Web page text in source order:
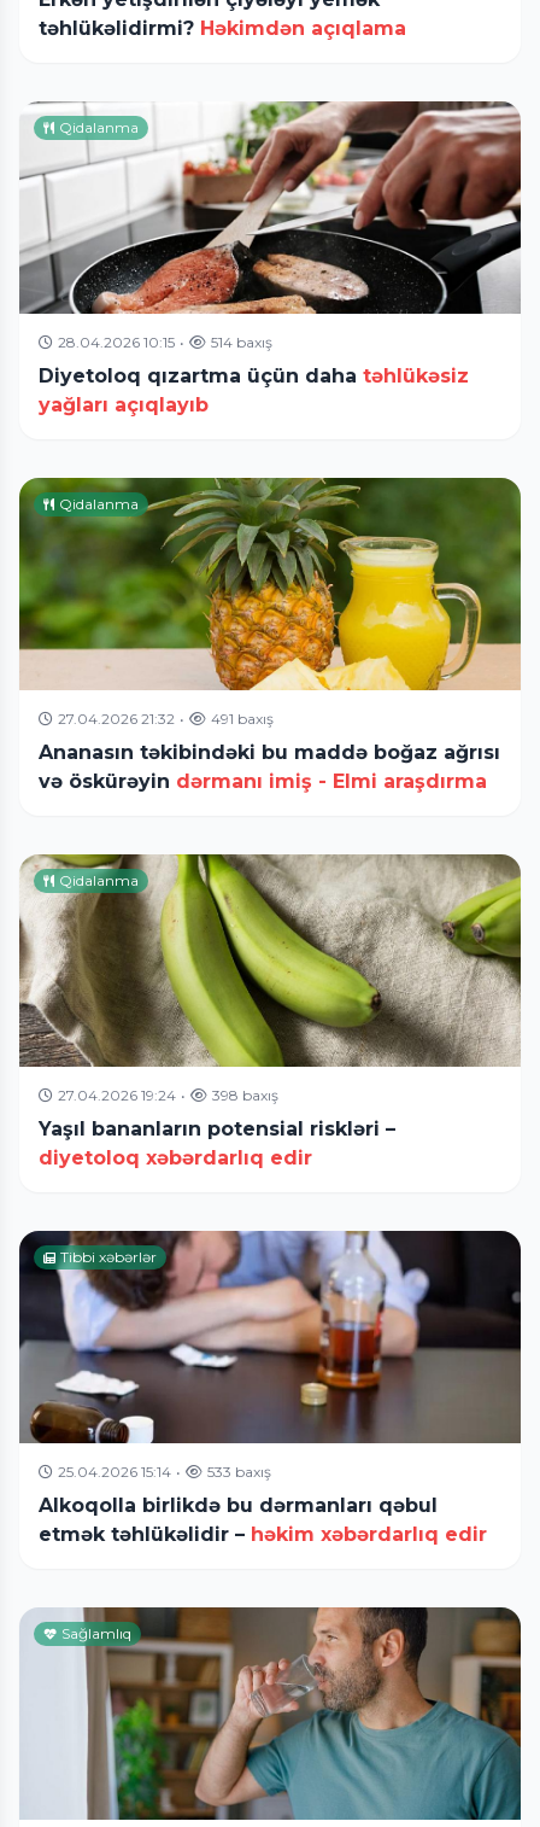
təhlükəlidirmi? Həkimdən açıqlama
Qidalanma
28.04.2026 10:15 • 514 baxış
Diyetoloq qızartma üçün daha təhlükəsiz
yağları açıqlayıb
Qidalanma
27.04.2026 21:32 • 491 baxış
Ananasın təkibindəki bu maddə boğaz ağrısı
və öskürəyin dərmanı imiş - Elmi araşdırma
Qidalanma
27.04.2026 19:24 • 398 baxış
Yaşıl bananların potensial riskləri –
diyetoloq xəbərdarlıq edir
Tibbi xəbərlər
25.04.2026 15:14 • 533 baxış
Alkoqolla birlikdə bu dərmanları qəbul
etmək təhlükəlidir – həkim xəbərdarlıq edir
Sağlamlıq